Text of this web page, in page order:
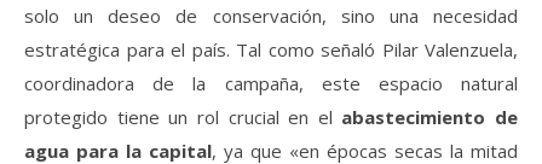
solo un deseo de conservación, sino una necesidad
estratégica para el país. Tal como señaló Pilar Valenzuela,
coordinadora de la campaña, este espacio natural
protegido tiene un rol crucial en el abastecimiento de
agua para la capital, ya que «en épocas secas la mitad